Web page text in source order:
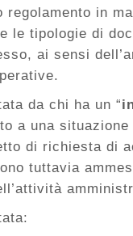
regolamento in
le tipologie di
ai sensi
da chi ha un “
a una
di richiesta di
tuttavia